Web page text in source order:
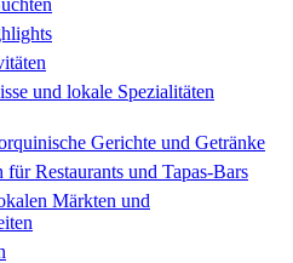
und lokale Spezialitäten
Gerichte und Getränke
Restaurants und Tapas-Bars
Märkten und